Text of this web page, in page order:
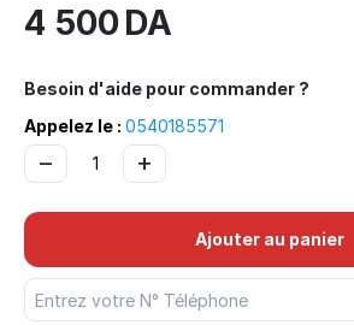
4 500DA
Besoin d'aide pour commander ?
Appelez le : 0540185571
+
−
Ajouter au panier